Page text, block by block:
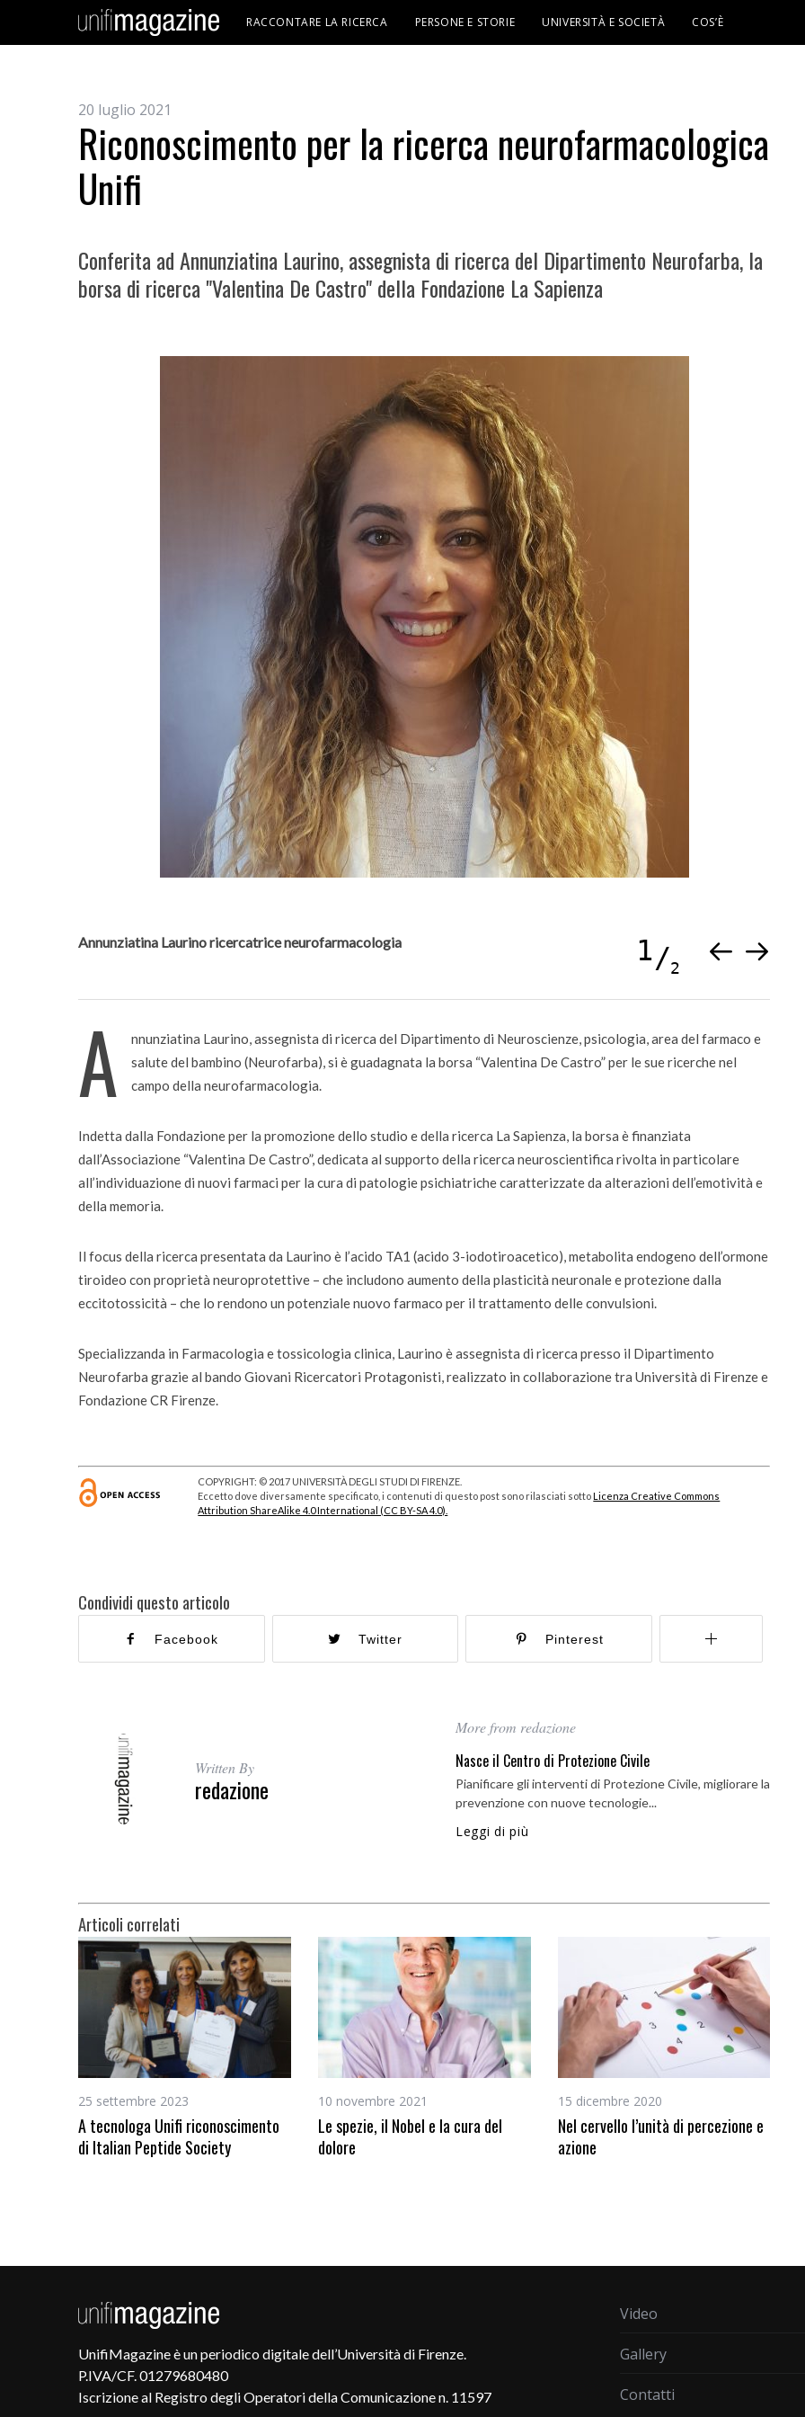
RACCONTARE LA RICERCA PERSONE E STORIE UNIVERSITÀ E SOCIETÀ COS’È
20 luglio 2021
Riconoscimento per la ricerca neurofarmacologica
Unifi
Conferita ad Annunziatina Laurino, assegnista di ricerca del Dipartimento Neurofarba, la
borsa di ricerca "Valentina De Castro" della Fondazione La Sapienza
Annunziatina Laurino ricercatrice neurofarmacologia 1
2
A
nnunziatina Laurino, assegnista di ricerca del Dipartimento di Neuroscienze, psicologia, area del farmaco e
salute del bambino (Neurofarba), si è guadagnata la borsa “Valentina De Castro” per le sue ricerche nel
campo della neurofarmacologia.
Indetta dalla Fondazione per la promozione dello studio e della ricerca La Sapienza, la borsa è finanziata
dall’Associazione “Valentina De Castro”, dedicata al supporto della ricerca neuroscientifica rivolta in particolare
all’individuazione di nuovi farmaci per la cura di patologie psichiatriche caratterizzate da alterazioni dell’emotività e
della memoria.
Il focus della ricerca presentata da Laurino è l’acido TA1 (acido 3-iodotiroacetico), metabolita endogeno dell’ormone
tiroideo con proprietà neuroprotettive – che includono aumento della plasticità neuronale e protezione dalla
eccitotossicità – che lo rendono un potenziale nuovo farmaco per il trattamento delle convulsioni.
Specializzanda in Farmacologia e tossicologia clinica, Laurino è assegnista di ricerca presso il Dipartimento
Neurofarba grazie al bando Giovani Ricercatori Protagonisti, realizzato in collaborazione tra Università di Firenze e
Fondazione CR Firenze.
COPYRIGHT: © 2017 UNIVERSITÀ DEGLI STUDI DI FIRENZE.
Eccetto dove diversamente specificato, i contenuti di questo post sono rilasciati sottoLicenza Creative Commons
Attribution ShareAlike 4.0 International (CC BY-SA 4.0).
Condividi questo articolo
Facebook Twitter Pinterest
Written By
redazione
More from redazione
Nasce il Centro di Protezione Civile
Pianificare gli interventi di Protezione Civile, migliorare la
prevenzione con nuove tecnologie...
Leggi di più
Articoli correlati
25 settembre 2023
A tecnologa Unifi riconoscimento
di Italian Peptide Society
10 novembre 2021
Le spezie, il Nobel e la cura del
dolore
15 dicembre 2020
Nel cervello l’unità di percezione e
azione
Incarichi e riconoscimenti
Quando la robotica ascolta la voce dei
bambini
Didattica
Didattica del futuro tra presenza e online:
da settembre dodici corsi “blended”
UnifiMagazine è un periodico digitale dell’Università di Firenze.
P.IVA/CF. 01279680480
Iscrizione al Registro degli Operatori della Comunicazione n. 11597
Video
Gallery
Contatti